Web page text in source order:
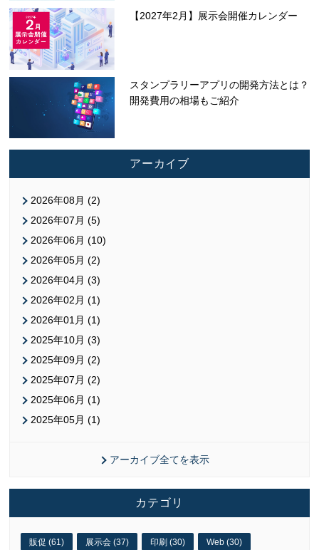
【2027年2月】展示会開催カレンダー
スタンプラリーアプリの開発方法とは？
開発費用の相場もご紹介
アーカイブ
2026年08月 (2)
2026年07月 (5)
2026年06月 (10)
2026年05月 (2)
2026年04月 (3)
2026年02月 (1)
2026年01月 (1)
2025年10月 (3)
2025年09月 (2)
2025年07月 (2)
2025年06月 (1)
2025年05月 (1)
アーカイブ全てを表示
カテゴリ
販促 (61) 展示会 (37) 印刷 (30) Web (30)